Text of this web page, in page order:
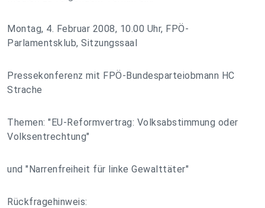
Montag, 4. Februar 2008, 10.00 Uhr, FPÖ-
Parlamentsklub, Sitzungssaal
Pressekonferenz mit FPÖ-Bundesparteiobmann HC
Strache
Themen: "EU-Reformvertrag: Volksabstimmung oder
Volksentrechtung"
und "Narrenfreiheit für linke Gewalttäter"
Rückfragehinweis: